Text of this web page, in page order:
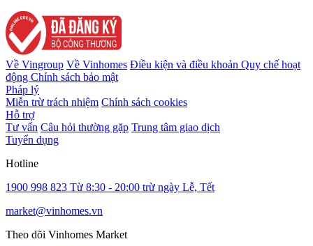
Về Vingroup Về Vinhomes Điều kiện và điều khoản Quy chế hoạt
động Chính sách bảo mật
Pháp lý
Miễn trừ trách nhiệm Chính sách cookies
Hỗ trợ
Tư vấn Câu hỏi thường gặp Trung tâm giao dịch
Tuyển dụng
Hotline
1900 998 823 Từ 8:30 - 20:00 trừ ngày Lễ, Tết
market@vinhomes.vn
Theo dõi Vinhomes Market